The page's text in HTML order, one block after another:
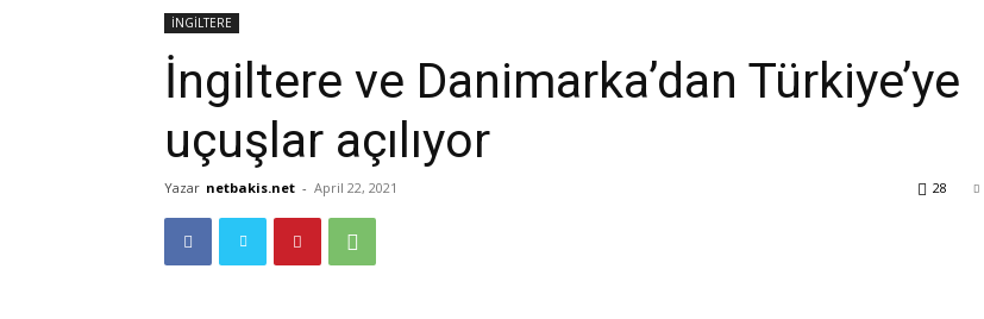
İNGİLTERE
İngiltere ve Danimarka’dan Türkiye’ye
uçuşlar açılıyor
Yazar netbakis.net - April 22, 2021 28